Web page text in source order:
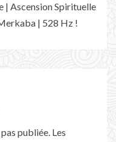
| Ascension Spirituelle
| 528 Hz !
publiée. Les